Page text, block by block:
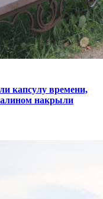
капсулу времени,
накрыли